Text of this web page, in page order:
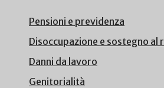
Pensioni e previdenza
Disoccupazione e sostegno al
Danni da lavoro
Genitorialità